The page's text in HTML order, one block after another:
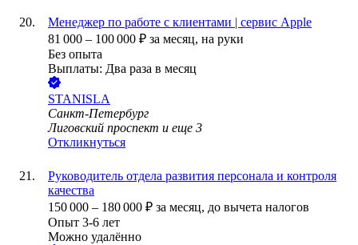
Менеджер по работе с клиентами | сервис Apple
81 000 – 100 000 ₽ за месяц, на руки
Без опыта
Выплаты: Два раза в месяц
STANISLA
Санкт-Петербург
Лиговский проспект и еще 3
Откликнуться
Руководитель отдела развития персонала и контроля
качества
150 000 – 180 000 ₽ за месяц, до вычета налогов
Опыт 3-6 лет
Можно удалённо